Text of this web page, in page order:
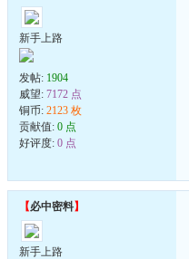
新手上路
发帖: 1904
威望: 7172 点
铜币: 2123 枚
贡献值: 0 点
好评度: 0 点
【必中密料】
新手上路